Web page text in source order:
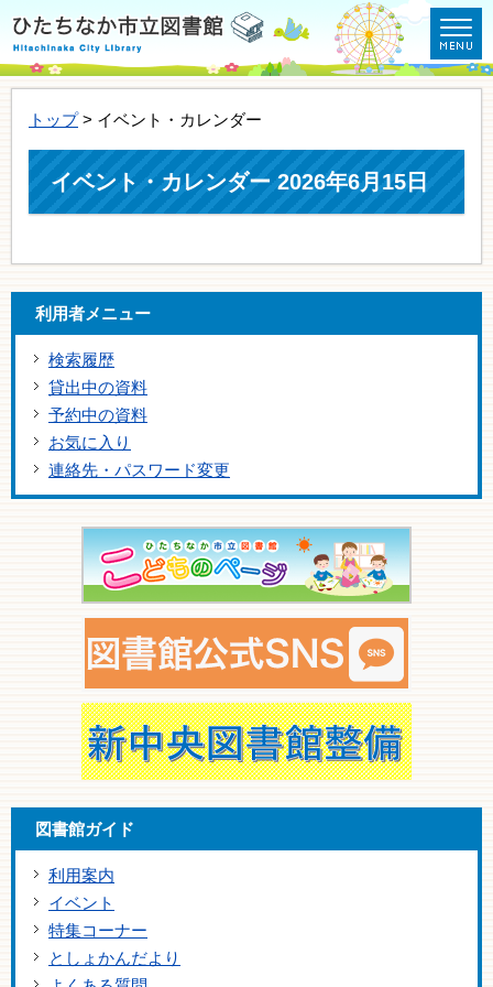
トップ> イベント・カレンダー
イベント・カレンダー 2026年6月15日
利用者メニュー
検索履歴
貸出中の資料
予約中の資料
お気に入り
連絡先・パスワード変更
図書館ガイド
利用案内
イベント
特集コーナー
としょかんだより